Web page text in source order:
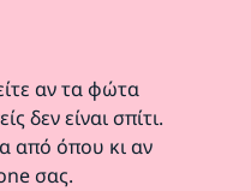
αν τα φώτα
δεν είναι σπίτι.
από όπου κι αν
σας.